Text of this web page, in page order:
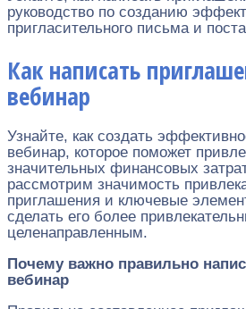
руководство по созданию
пригласительного письма и
Как написать
вебинар
Узнайте, как создать
вебинар, которое поможет
значительных финансовых
рассмотрим значимость
приглашения и ключевые
сделать его более
целенаправленным.
Почему важно правильно
вебинар